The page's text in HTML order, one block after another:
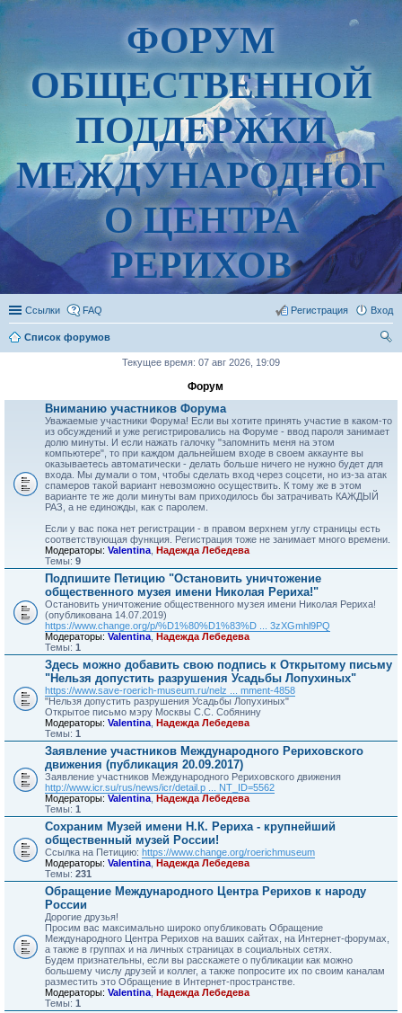
ФОРУМ
ОБЩЕСТВЕННОЙ
ПОДДЕРЖКИ
МЕЖДУНАРОДНОГ
О ЦЕНТРА
РЕРИХОВ
Ссылки FAQ Вход
Регистрация
Список форумов
Текущее время: 07 авг 2026, 19:09
Форум
Вниманию участников Форума
Уважаемые участники Форума! Если вы хотите принять участие в каком-то
из обсуждений и уже регистрировались на Форуме - ввод пароля занимает
долю минуты. И если нажать галочку "запомнить меня на этом
компьютере", то при каждом дальнейшем входе в своем аккаунте вы
оказываетесь автоматически - делать больше ничего не нужно будет для
входа. Мы думали о том, чтобы сделать вход через соцсети, но из-за атак
спамеров такой вариант невозможно осуществить. К тому же в этом
варианте те же доли минуты вам приходилось бы затрачивать КАЖДЫЙ
РАЗ, а не единожды, как с паролем.
Если у вас пока нет регистрации - в правом верхнем углу страницы есть
соответствующая функция. Регистрация тоже не занимает много времени.
Модераторы: Valentina Надежда Лебедева
Темы: 9
Подпишите Петицию "Остановить уничтожение
общественного музея имени Николая Рериха!"
Остановить уничтожение общественного музея имени Николая Рериха!
(опубликована 14.07.2019)
https://www.change.org/p/%D1%80%D1%83%D ... 3zXGmhl9PQ
Модераторы: Valentina Надежда Лебедева
Темы: 1
Здесь можно добавить свою подпись к Открытому письму
"Нельзя допустить разрушения Усадьбы Лопухиных"
https://www.save-roerich-museum.ru/nelz ... mment-4858
"Нельзя допустить разрушения Усадьбы Лопухиных"
Открытое письмо мэру Москвы С.С. Собянину
Модераторы: Valentina Надежда Лебедева
Темы: 1
Заявление участников Международного Рериховского
движения (публикация 20.09.2017)
Заявление участников Международного Рериховского движения
http://www.icr.su/rus/news/icr/detail.p ... NT_ID=5562
Модераторы: Valentina Надежда Лебедева
Темы: 1
Сохраним Музей имени Н.К. Рериха - крупнейший
общественный музей России!
Ссылка на Петицию: https://www.change.org/roerichmuseum
Модераторы: Valentina Надежда Лебедева
Темы: 231
Обращение Международного Центра Рерихов к народу
России
Дорогие друзья!
Просим вас максимально широко опубликовать Обращение
Международного Центра Рерихов на ваших сайтах, на Интернет-форумах,
а также в группах и на личных страницах в социальных сетях.
Будем признательны, если вы расскажете о публикации как можно
большему числу друзей и коллег, а также попросите их по своим каналам
разместить это Обращение в Интернет-пространстве.
Модераторы: Valentina Надежда Лебедева
Темы: 1